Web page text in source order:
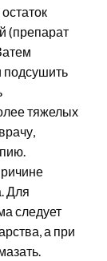
(препарат
подсушить
тяжелых
Для
следует
а при